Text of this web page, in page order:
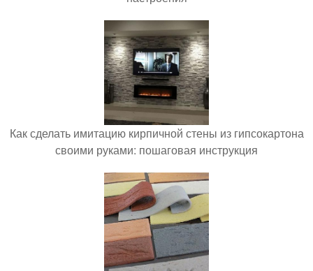
Как сделать имитацию кирпичной стены из гипсокартона
своими руками: пошаговая инструкция